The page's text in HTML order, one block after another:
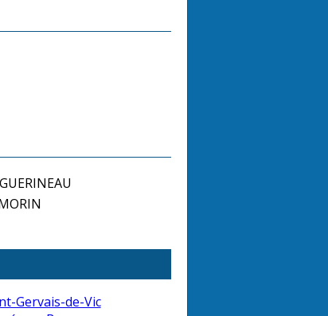
Gervais-de-Vic